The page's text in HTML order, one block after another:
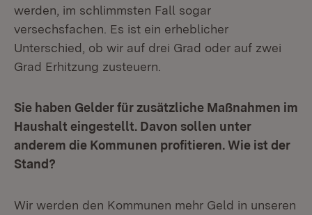
werden, im schlimmsten Fall sogar
versechsfachen. Es ist ein erheblicher
Unterschied, ob wir auf drei Grad oder auf zwei
Grad Erhitzung zusteuern.
Sie haben Gelder für zusätzliche Maßnahmen im
Haushalt eingestellt. Davon sollen unter
anderem die Kommunen profitieren. Wie ist der
Stand?
Wir werden den Kommunen mehr Geld in unseren